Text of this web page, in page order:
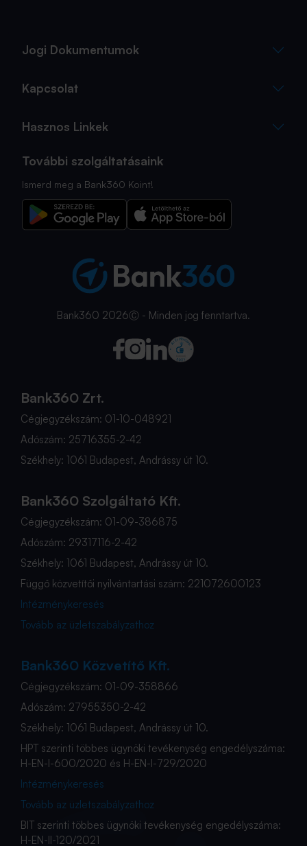
Jogi Dokumentumok
Kapcsolat
Hasznos Linkek
További szolgáltatásaink
Ismerd meg a Bank360 Koint!
Bank360 2026Ⓒ - Minden jog fenntartva.
Bank360 Zrt.
Cégjegyzékszám: 01-10-048921
Adószám: 25716355-2-42
Székhely: 1061 Budapest, Andrássy út 10.
Bank360 Szolgáltató Kft.
Cégjegyzékszám: 01-09-386875
Adószám: 29317116-2-42
Székhely: 1061 Budapest, Andrássy út 10.
Függő közvetítői nyilvántartási szám: 221072600123
Intézménykeresés
Tovább az üzletszabályzathoz
Bank360 Közvetítő Kft.
Cégjegyzékszám: 01-09-358866
Adószám: 27955350-2-42
Székhely: 1061 Budapest, Andrássy út 10.
HPT szerinti többes ügynöki tevékenység engedélyszáma:
H-EN-I-600/2020 és H-EN-I-729/2020
Intézménykeresés
Tovább az üzletszabályzathoz
BIT szerinti többes ügynöki tevékenység engedélyszáma:
H-EN-II-120/2021